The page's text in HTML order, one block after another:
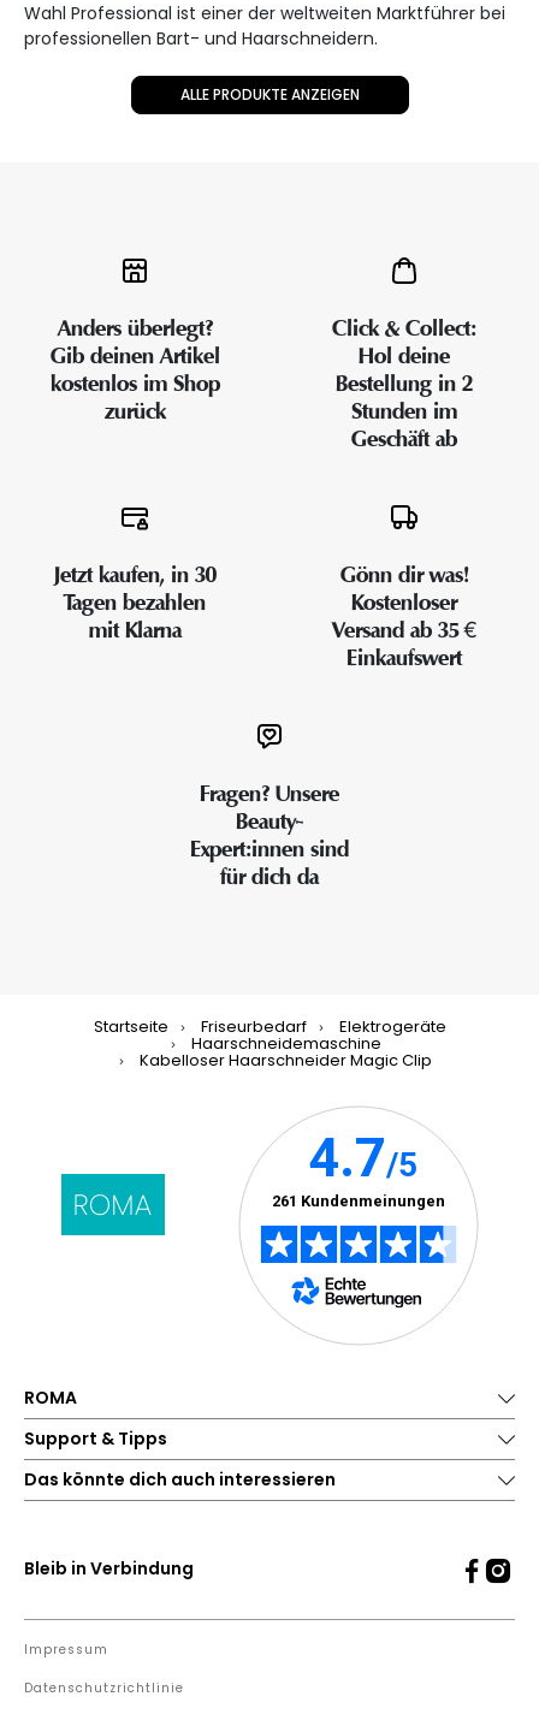
Wahl Professional ist einer der weltweiten Marktführer bei
professionellen Bart- und Haarschneidern.
ALLE PRODUKTE ANZEIGEN
Anders überlegt?
Gib deinen Artikel
kostenlos im Shop
zurück
Click & Collect:
Hol deine
Bestellung in 2
Stunden im
Geschäft ab
Jetzt kaufen, in 30
Tagen bezahlen
mit Klarna
Gönn dir was!
Kostenloser
Versand ab 35 €
Einkaufswert
Fragen? Unsere
Beauty-
Expert:innen sind
für dich da
Startseite Friseurbedarf Elektrogeräte
Haarschneidemaschine
Kabelloser Haarschneider Magic Clip
ROMA
Support & Tipps
Das könnte dich auch interessieren
Bleib in Verbindung
Impressum
Datenschutzrichtlinie